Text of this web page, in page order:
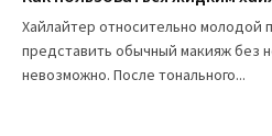
Хайлайтер относительно молодой
представить обычный макияж без
невозможно. После тонального...